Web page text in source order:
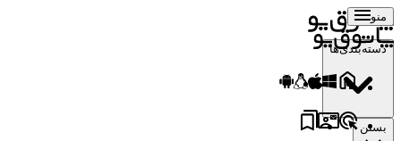
منو
دسته‌بندی‌ها
بستن